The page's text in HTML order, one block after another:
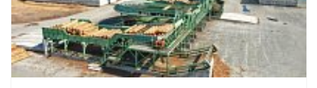
Смотреть проект